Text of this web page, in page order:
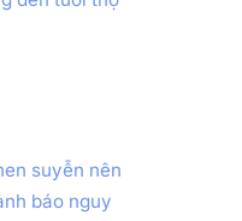
suyễn nên
báo nguy